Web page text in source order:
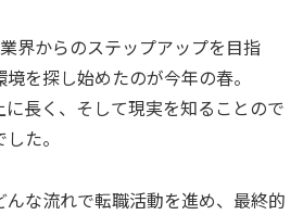
界からのステップアップを目指
を探し始めたのが今年の春。
長く、そして現実を知ることので
た。
んな流れで転職活動を進め、最終的